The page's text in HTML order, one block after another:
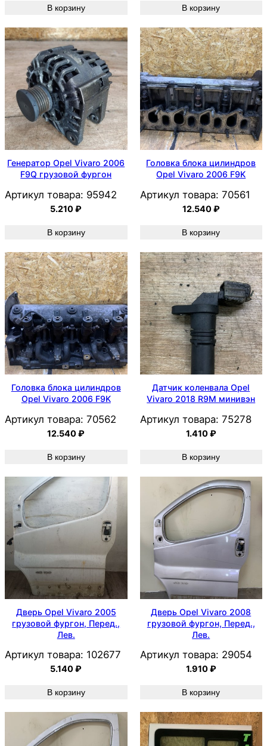
В корзину В корзину
Генератор Opel Vivaro 2006
F9Q грузовой фургон
Артикул товара: 95942
5.210₽
В корзину
Головка блока цилиндров
Opel Vivaro 2006 F9K
Артикул товара: 70561
12.540₽
В корзину
Головка блока цилиндров
Opel Vivaro 2006 F9K
Артикул товара: 70562
12.540₽
В корзину
Датчик коленвала Opel
Vivaro 2018 R9M минивэн
Артикул товара: 75278
1.410₽
В корзину
Дверь Opel Vivaro 2005
грузовой фургон, Перед.,
Лев.
Артикул товара: 102677
5.140₽
В корзину
Дверь Opel Vivaro 2008
грузовой фургон, Перед.,
Лев.
Артикул товара: 29054
1.910₽
В корзину